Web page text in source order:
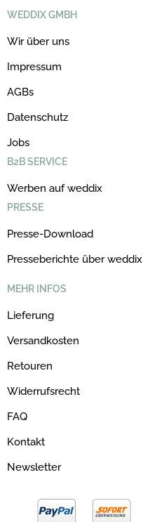
WEDDIX GMBH
Wir über uns
Impressum
AGBs
Datenschutz
Jobs
B2B SERVICE
Werben auf weddix
PRESSE
Presse-Download
Presseberichte über weddix
MEHR INFOS
Lieferung
Versandkosten
Retouren
Widerrufsrecht
FAQ
Kontakt
Newsletter